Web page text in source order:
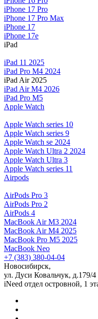
iPhone 17 Pro
iPhone 17 Pro Max
iPhone 17
iPhone 17e
iPad
iPad 11 2025
iPad Pro M4 2024
iPad Air 2025
iPad Air M4 2026
iPad Pro M5
Apple Watch
Apple Watch series 10
Apple Watch series 9
Apple Watch se 2024
Apple Watch Ultra 2 2024
Apple Watch Ultra 3
Apple Watch series 11
Airpods
AirPods Pro 3
AirPods Pro 2
AirPods 4
MacBook Air M3 2024
MacBook Air M4 2025
MacBook Pro M5 2025
MacBook Neo
+7 (383) 380-04-04
Новосибирск,
ул. Дуси Ковальчук, д.179/4
iNeed отдел островной, 1